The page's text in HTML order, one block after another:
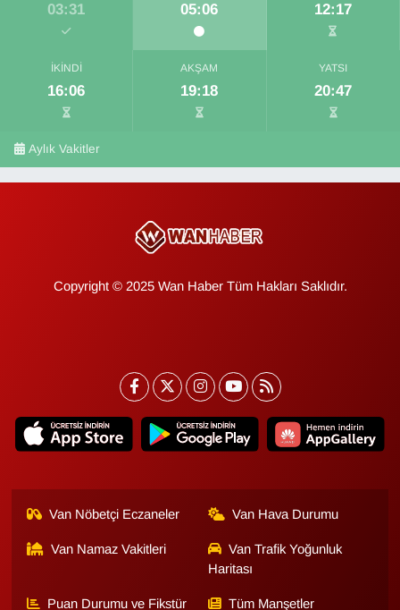
03:31 05:06 12:17
İKINDI
16:06
AKŞAM
19:18
YATSI
20:47
Aylık Vakitler
Copyright © 2025 Wan Haber Tüm Hakları Saklıdır.
Van Nöbetçi Eczaneler Van Hava Durumu
Van Namaz Vakitleri
Van Trafik Yoğunluk
Haritası
Puan Durumu ve Fikstür Tüm Manşetler